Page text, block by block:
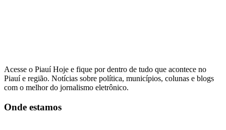
Acesse o Piauí Hoje e fique por dentro de tudo que acontece no
Piauí e região. Notícias sobre política, municípios, colunas e blogs
com o melhor do jornalismo eletrônico.
Onde estamos